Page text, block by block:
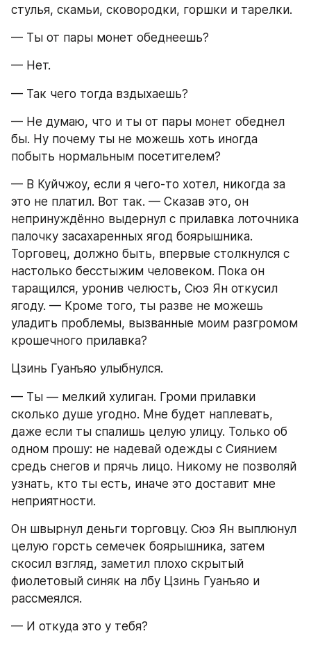
стулья, скамьи, сковородки, горшки и тарелки.
— Ты от пары монет обеднеешь?
— Нет.
— Так чего тогда вздыхаешь?
— Не думаю, что и ты от пары монет обеднел
бы. Ну почему ты не можешь хоть иногда
побыть нормальным посетителем?
— В Куйчжоу, если я чего-то хотел, никогда за
это не платил. Вот так. — Сказав это, он
непринуждённо выдернул с прилавка лоточника
палочку засахаренных ягод боярышника.
Торговец, должно быть, впервые столкнулся с
настолько бесстыжим человеком. Пока он
таращился, уронив челюсть, Сюэ Ян откусил
ягоду. — Кроме того, ты разве не можешь
уладить проблемы, вызванные моим разгромом
крошечного прилавка?
Цзинь Гуанъяо улыбнулся.
— Ты — мелкий хулиган. Громи прилавки
сколько душе угодно. Мне будет наплевать,
даже если ты спалишь целую улицу. Только об
одном прошу: не надевай одежды с Сиянием
средь снегов и прячь лицо. Никому не позволяй
узнать, кто ты есть, иначе это доставит мне
неприятности.
Он швырнул деньги торговцу. Сюэ Ян выплюнул
целую горсть семечек боярышника, затем
скосил взгляд, заметил плохо скрытый
фиолетовый синяк на лбу Цзинь Гуанъяо и
рассмеялся.
— И откуда это у тебя?